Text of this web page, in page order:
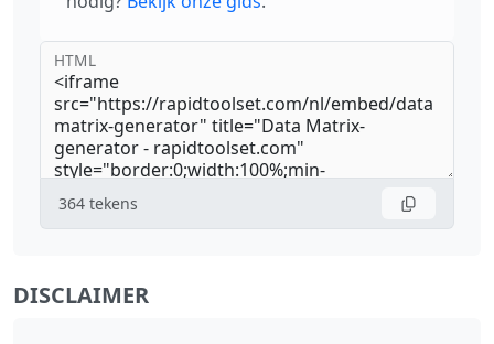
HTML
364 tekens
DISCLAIMER